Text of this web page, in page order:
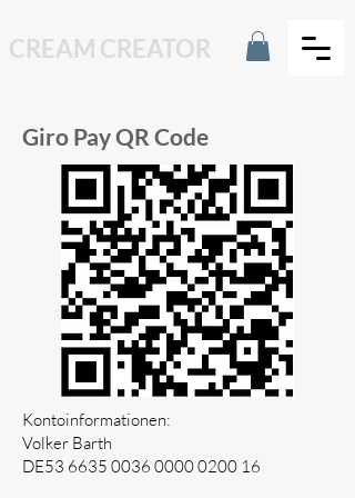
CREAM CREATOR
Giro Pay QR Code
Kontoinformationen:
Volker Barth
DE53 6635 0036 0000 0200 16